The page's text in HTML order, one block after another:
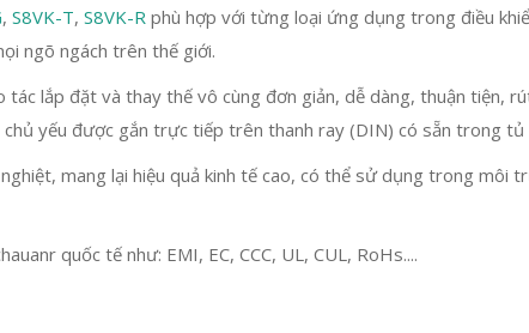
, S8VK-T, S8VK-R phù hợp với từng loại ứng dụng trong điều
ngõ ngách trên thế giới.
tác lắp đặt và thay thế vô cùng đơn giản, dễ dàng, thuận tiện,
yếu được gắn trực tiếp trên thanh ray (DIN) có sẵn trong tủ
mang lại hiệu quả kinh tế cao, có thể sử dụng trong môi
quốc tế như: EMI, EC, CCC, UL, CUL, RoHs....